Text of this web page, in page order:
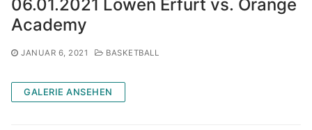
06.01.2021 Löwen Erfurt vs. Orange
Academy
JANUAR 6, 2021 BASKETBALL
GALERIE ANSEHEN